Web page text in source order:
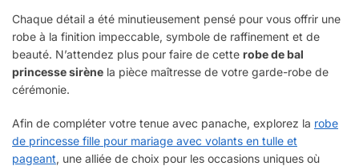
Chaque détail a été minutieusement pensé pour vous offrir une
robe à la finition impeccable, symbole de raffinement et de
beauté. N’attendez plus pour faire de cette robe de bal
princesse sirène la pièce maîtresse de votre garde-robe de
cérémonie.
Afin de compléter votre tenue avec panache, explorez la robe
de princesse fille pour mariage avec volants en tulle et
pageant, une alliée de choix pour les occasions uniques où